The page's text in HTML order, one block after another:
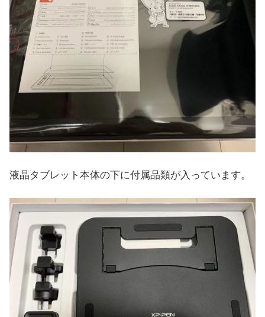
液晶タブレット本体の下に付属品類が入っています。